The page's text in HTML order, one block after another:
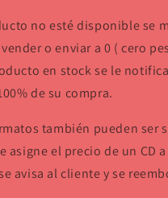
no esté disponible se
o enviar a 0 ( cero
en stock se le
de su compra.
también pueden ser
asigne el precio de un CD
avisa al cliente y se